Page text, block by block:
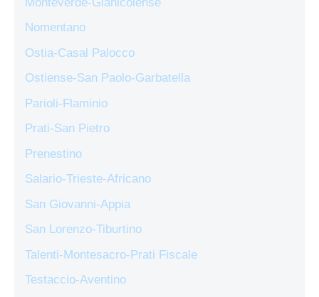
Nomentano
Ostia-Casal Palocco
Ostiense-San Paolo-Garbatella
Parioli-Flaminio
Prati-San Pietro
Prenestino
Salario-Trieste-Africano
San Giovanni-Appia
San Lorenzo-Tiburtino
Talenti-Montesacro-Prati Fiscale
Testaccio-Aventino